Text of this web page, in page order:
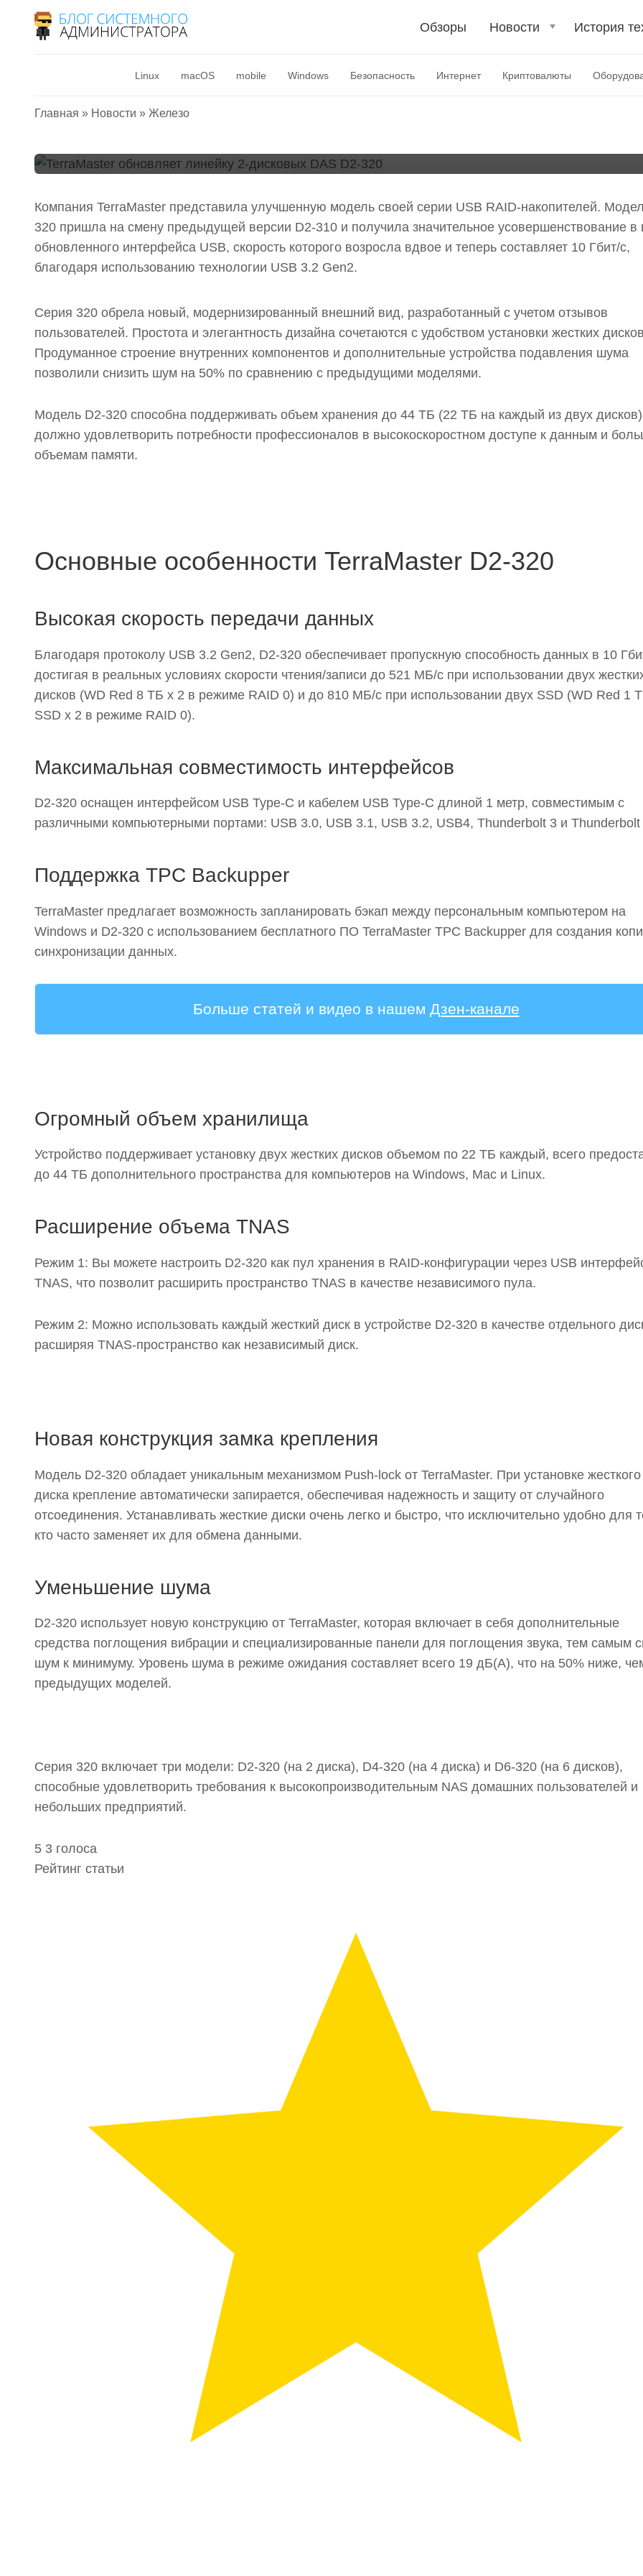
Обзоры Новости История
Linux macOS mobile Windows Безопасность Интернет Криптовалюты
Главная » Новости » Железо
Железо
DAS D2-320
Компания TerraMaster представила улучшенную модель своей серии USB RAID-накопителей.
320 пришла на смену предыдущей версии D2-310 и получила значительное усовершенствование в
обновленного интерфейса USB, скорость которого возросла вдвое и теперь составляет 10 Гбит/с,
благодаря использованию технологии USB 3.2 Gen2.
Серия 320 обрела новый, модернизированный внешний вид, разработанный с учетом отзывов
пользователей. Простота и элегантность дизайна сочетаются с удобством установки жестких
Продуманное строение внутренних компонентов и дополнительные устройства подавления шума
позволили снизить шум на 50% по сравнению с предыдущими моделями.
Модель D2-320 способна поддерживать объем хранения до 44 ТБ (22 ТБ на каждый из двух
должно удовлетворить потребности профессионалов в высокоскоростном доступе к данным и
объемам памяти.
Основные особенности TerraMaster D2-320
Высокая скорость передачи данных
Благодаря протоколу USB 3.2 Gen2, D2-320 обеспечивает пропускную способность данных в 10
достигая в реальных условиях скорости чтения/записи до 521 МБ/с при использовании двух
дисков (WD Red 8 ТБ x 2 в режиме RAID 0) и до 810 МБ/с при использовании двух SSD (WD Red 1
SSD x 2 в режиме RAID 0).
Максимальная совместимость интерфейсов
D2-320 оснащен интерфейсом USB Type-C и кабелем USB Type-C длиной 1 метр, совместимым с
различными компьютерными портами: USB 3.0, USB 3.1, USB 3.2, USB4, Thunderbolt 3 и Thunderbolt
Поддержка TPC Backupper
TerraMaster предлагает возможность запланировать бэкап между персональным компьютером на
Windows и D2-320 с использованием бесплатного ПО TerraMaster TPC Backupper для создания
синхронизации данных.
Больше статей и видео в нашем Дзен-канале
Огромный объем хранилища
Устройство поддерживает установку двух жестких дисков объемом по 22 ТБ каждый, всего
до 44 ТБ дополнительного пространства для компьютеров на Windows, Mac и Linux.
Расширение объема TNAS
Режим 1: Вы можете настроить D2-320 как пул хранения в RAID-конфигурации через USB
TNAS, что позволит расширить пространство TNAS в качестве независимого пула.
Режим 2: Можно использовать каждый жесткий диск в устройстве D2-320 в качестве отдельного
расширяя TNAS-пространство как независимый диск.
Новая конструкция замка крепления
Модель D2-320 обладает уникальным механизмом Push-lock от TerraMaster. При установке жесткого
диска крепление автоматически запирается, обеспечивая надежность и защиту от случайного
отсоединения. Устанавливать жесткие диски очень легко и быстро, что исключительно удобно для
кто часто заменяет их для обмена данными.
Уменьшение шума
D2-320 использует новую конструкцию от TerraMaster, которая включает в себя дополнительные
средства поглощения вибрации и специализированные панели для поглощения звука, тем самым
шум к минимуму. Уровень шума в режиме ожидания составляет всего 19 дБ(А), что на 50% ниже,
предыдущих моделей.
Серия 320 включает три модели: D2-320 (на 2 диска), D4-320 (на 4 диска) и D6-320 (на 6 дисков),
способные удовлетворить требования к высокопроизводительным NAS домашних пользователей и
небольших предприятий.
5 3 голоса
Рейтинг статьи